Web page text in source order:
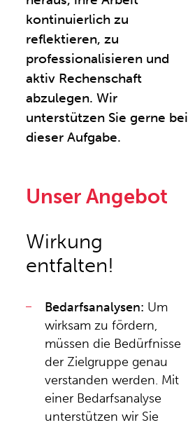
kontinuierlich zu
reflektieren, zu
professionalisieren und
aktiv Rechenschaft
abzulegen. Wir
unterstützen Sie gerne bei
dieser Aufgabe.
Unser Angebot
Wirkung
entfalten!
Bedarfsanalysen: Um
wirksam zu fördern,
müssen die Bedürfnisse
der Zielgruppe genau
verstanden werden. Mit
einer Bedarfsanalyse
unterstützen wir Sie